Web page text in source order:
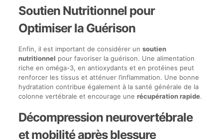
Soutien Nutritionnel pour
Optimiser la Guérison
Enfin, il est important de considérer un soutien
nutritionnel pour favoriser la guérison. Une alimentation
riche en oméga-3, en antioxydants et en protéines peut
renforcer les tissus et atténuer l’inflammation. Une bonne
hydratation contribue également à la santé générale de la
colonne vertébrale et encourage une récupération rapide.
Décompression neurovertébrale
et mobilité après blessure